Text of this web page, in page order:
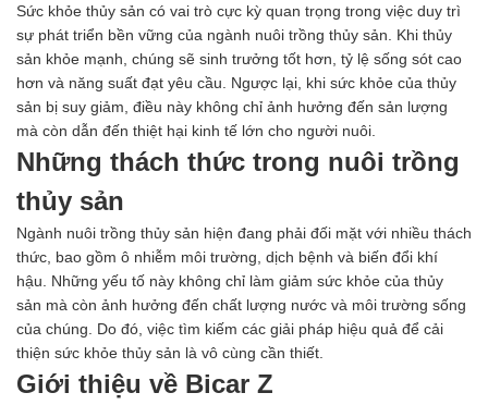
Xử lý nước hồ bơi
Xử lý nước sinh hoạt
Xử lý nước thải
Xử lý nước giếng khoan
Xử lý nước khác
DUNG MÔI CÔNG NGHIỆP
Pha sơn nước
Pha sơn epoxy
Pha sơn dầu
Pha sơn tĩnh điện
Dung môi khác
HƯƠNG LIỆU TINH DẦU
HÓA CHẤT CÔNG NGHIỆP
Axit
Hóa chất khác
Kiềm
Sức khỏe thủy sản có vai trò cực kỳ quan trọng trong việc duy trì
sự phát triển bền vững của ngành nuôi trồng thủy sản. Khi thủy
sản khỏe mạnh, chúng sẽ sinh trưởng tốt hơn, tỷ lệ sống sót cao
hơn và năng suất đạt yêu cầu. Ngược lại, khi sức khỏe của thủy
sản bị suy giảm, điều này không chỉ ảnh hưởng đến sản lượng
mà còn dẫn đến thiệt hại kinh tế lớn cho người nuôi.
Những thách thức trong nuôi trồng
thủy sản
Ngành nuôi trồng thủy sản hiện đang phải đối mặt với nhiều thách
thức, bao gồm ô nhiễm môi trường, dịch bệnh và biến đổi khí
hậu. Những yếu tố này không chỉ làm giảm sức khỏe của thủy
sản mà còn ảnh hưởng đến chất lượng nước và môi trường sống
của chúng. Do đó, việc tìm kiếm các giải pháp hiệu quả để cải
thiện sức khỏe thủy sản là vô cùng cần thiết.
Giới thiệu về Bicar Z